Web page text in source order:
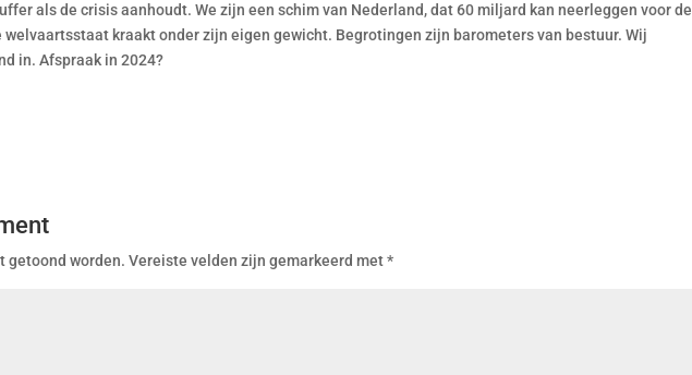
als de crisis aanhoudt. We zijn een schim van Nederland, dat 60 miljard kan neerleggen voor de
kraakt onder zijn eigen gewicht. Begrotingen zijn barometers van bestuur. Wij
in. Afspraak in 2024?
getoond worden. Vereiste velden zijn gemarkeerd met*